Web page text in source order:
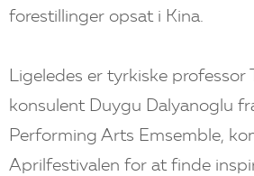
forestillinger opsat i Kina.
Ligeledes er tyrkiske professor
konsulent Duygu Dalyanoglu
Performing Arts Emsemble,
Aprilfestivalen for at finde